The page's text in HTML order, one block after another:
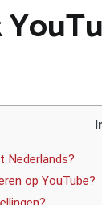
Nederlands?
op YouTube?